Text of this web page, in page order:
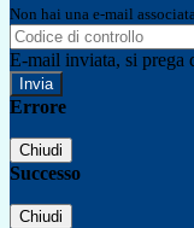
Non hai una e-mail
E-mail inviata, si prega
Errore
Chiudi
Successo
Chiudi